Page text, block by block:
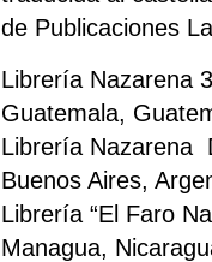
de Publicaciones
Librería Nazarena
Guatemala,
Librería Nazarena
Buenos Aires,
Librería “El Faro
Managua,